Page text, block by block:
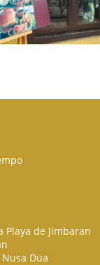
Playa de Jimbaran
Dua